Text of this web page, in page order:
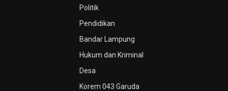
Politik
Pendidikan
Bandar Lampung
Hukum dan Kriminal
Desa
Korem 043 Garuda